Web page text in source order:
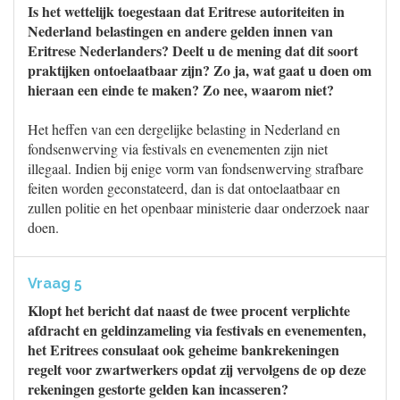
Is het wettelijk toegestaan dat Eritrese autoriteiten in
Nederland belastingen en andere gelden innen van
Eritrese Nederlanders? Deelt u de mening dat dit soort
praktijken ontoelaatbaar zijn? Zo ja, wat gaat u doen om
hieraan een einde te maken? Zo nee, waarom niet?
Het heffen van een dergelijke belasting in Nederland en
fondsenwerving via festivals en evenementen zijn niet
illegaal. Indien bij enige vorm van fondsenwerving strafbare
feiten worden geconstateerd, dan is dat ontoelaatbaar en
zullen politie en het openbaar ministerie daar onderzoek naar
doen.
Vraag 5
Klopt het bericht dat naast de twee procent verplichte
afdracht en geldinzameling via festivals en evenementen,
het Eritrees consulaat ook geheime bankrekeningen
regelt voor zwartwerkers opdat zij vervolgens de op deze
rekeningen gestorte gelden kan incasseren?